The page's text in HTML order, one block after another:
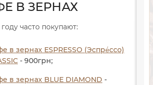
В ЗЕРНАХ
часто покупают:
в зернах ESPRESSO (Эспре́ссо)
- 900грн;
в зернах BLUE DIAMOND -